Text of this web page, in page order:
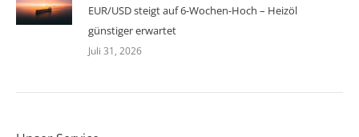
EUR/USD steigt auf 6-Wochen-Hoch – Heizöl
günstiger erwartet
Juli 31, 2026